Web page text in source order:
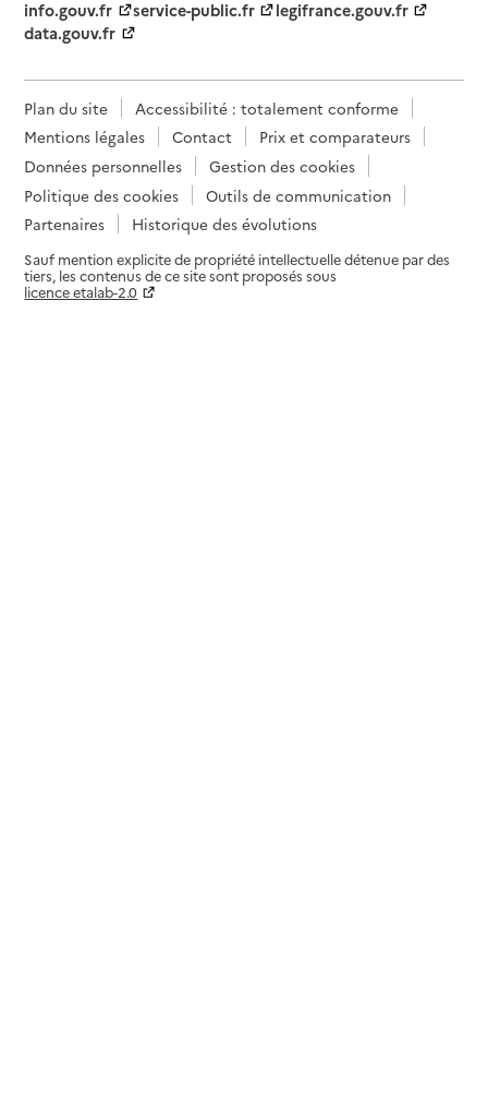
info.gouv.fr service-public.fr
legifrance.gouv.fr
data.gouv.fr
Plan du site
Accessibilité : totalement conforme
Mentions légales
Contact
Prix et comparateurs
Données personnelles
Gestion des cookies
Politique des cookies
Outils de communication
Partenaires
Historique des évolutions
Sauf mention explicite de propriété intellectuelle détenue par des
tiers, les contenus de ce site sont proposés sous
licence etalab-2.0